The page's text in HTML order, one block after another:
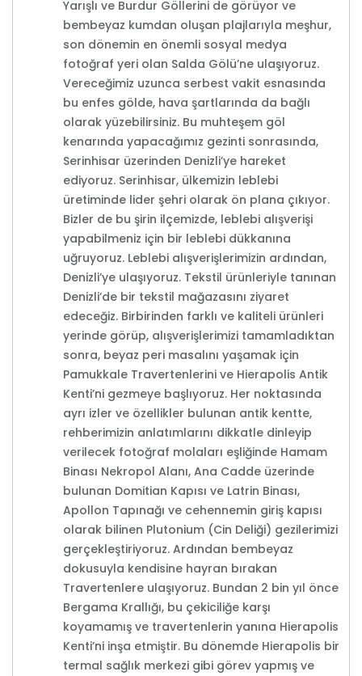
Yarışlı ve Burdur Göllerini de görüyor ve
bembeyaz kumdan oluşan plajlarıyla meşhur,
son dönemin en önemli sosyal medya
fotoğraf yeri olan Salda Gölü’ne ulaşıyoruz.
Vereceğimiz uzunca serbest vakit esnasında
bu enfes gölde, hava şartlarında da bağlı
olarak yüzebilirsiniz. Bu muhteşem göl
kenarında yapacağımız gezinti sonrasında,
Serinhisar üzerinden Denizli’ye hareket
ediyoruz. Serinhisar, ülkemizin leblebi
üretiminde lider şehri olarak ön plana çıkıyor.
Bizler de bu şirin ilçemizde, leblebi alışverişi
yapabilmeniz için bir leblebi dükkanına
uğruyoruz. Leblebi alışverişlerimizin ardından,
Denizli’ye ulaşıyoruz. Tekstil ürünleriyle tanınan
Denizli’de bir tekstil mağazasını ziyaret
edeceğiz. Birbirinden farklı ve kaliteli ürünleri
yerinde görüp, alışverişlerimizi tamamladıktan
sonra, beyaz peri masalını yaşamak için
Pamukkale Travertenlerini ve Hierapolis Antik
Kenti’ni gezmeye başlıyoruz. Her noktasında
ayrı izler ve özellikler bulunan antik kentte,
rehberimizin anlatımlarını dikkatle dinleyip
verilecek fotoğraf molaları eşliğinde Hamam
Binası Nekropol Alanı, Ana Cadde üzerinde
bulunan Domitian Kapısı ve Latrin Binası,
Apollon Tapınağı ve cehennemin giriş kapısı
olarak bilinen Plutonium (Cin Deliği) gezilerimizi
gerçekleştiriyoruz. Ardından bembeyaz
dokusuyla kendisine hayran bırakan
Travertenlere ulaşıyoruz. Bundan 2 bin yıl önce
Bergama Krallığı, bu çekiciliğe karşı
koyamamış ve travertenlerin yanına Hierapolis
Kenti’ni inşa etmiştir. Bu dönemde Hierapolis bir
termal sağlık merkezi gibi görev yapmış ve